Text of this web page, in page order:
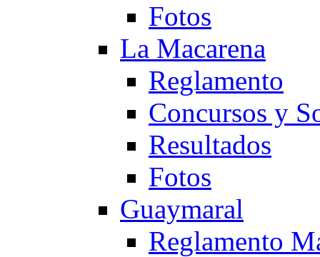
Fotos
La Macarena
Reglamento
Concursos y
Resultados
Fotos
Guaymaral
Reglamento